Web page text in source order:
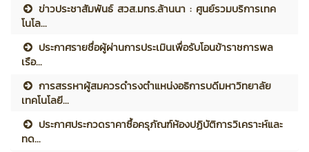
ข่าวประชาสัมพันธ์ สวส.มทร.ล้านนา : ศูนย์รวมบริการเทค
โนโล...
ประกาศรายชื่อผู้ผ่านการประเมินเพื่อรับโอนข้าราชการพล
เรือ...
การสรรหาผู้สมควรดำรงตำแหน่งอธิการบดีมหาวิทยาลัย
เทคโนโลยี...
ประกาศประกวดราคาซื้อครุภัณฑ์ห้องปฏิบัติการวิเคราะห์และ
ทด...